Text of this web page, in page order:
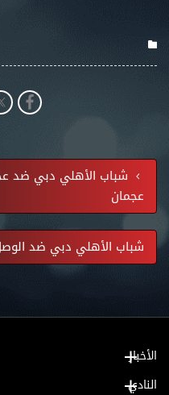
شباب الأهلي دبي ضد
عجمان
شباب الأهلي دبي ضد
الأخبار
النادي